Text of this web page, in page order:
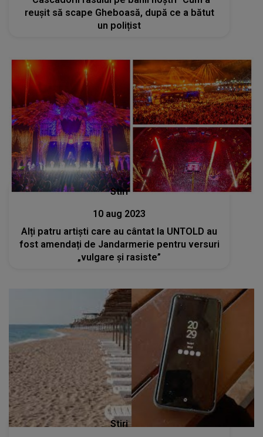
reușit să scape Gheboasă, după ce a bătut
un polițist
Stiri
10 aug 2023
Alți patru artiști care au cântat la UNTOLD au
fost amendați de Jandarmerie pentru versuri
„vulgare și rasiste”
Stiri